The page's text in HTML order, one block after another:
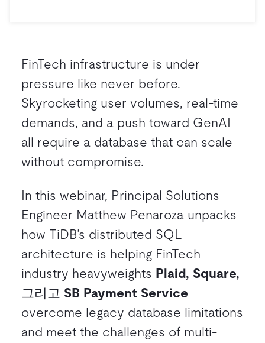
FinTech infrastructure is under
pressure like never before.
Skyrocketing user volumes, real-time
demands, and a push toward GenAI
all require a database that can scale
without compromise.
In this webinar, Principal Solutions
Engineer Matthew Penaroza unpacks
how TiDB’s distributed SQL
architecture is helping FinTech
industry heavyweights Plaid, Square,
그리고 SB Payment Service
overcome legacy database limitations
and meet the challenges of multi-